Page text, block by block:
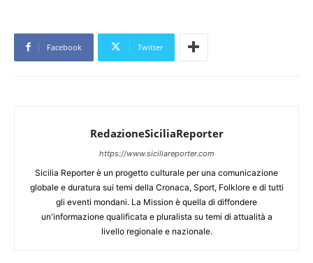
Facebook Twitter
RedazioneSiciliaReporter
https://www.siciliareporter.com
Sicilia Reporter è un progetto culturale per una comunicazione
globale e duratura sui temi della Cronaca, Sport, Folklore e di tutti
gli eventi mondani. La Mission è quella di diffondere
un'informazione qualificata e pluralista su temi di attualità a
livello regionale e nazionale.